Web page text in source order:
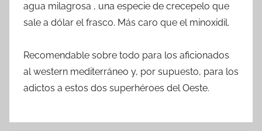
agua milagrosa , una especie de crecepelo que
sale a dólar el frasco. Más caro que el minoxidil.
Recomendable sobre todo para los aficionados
al western mediterráneo y, por supuesto, para los
adictos a estos dos superhéroes del Oeste.